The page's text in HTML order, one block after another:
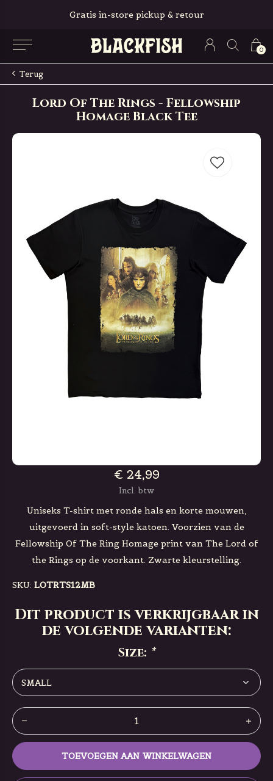
0
Gratis in-store pickup & retour
Terug
Lord Of The Rings - Fellowship
Homage Black Tee
€ 24,99
Incl. btw
Uniseks T-shirt met ronde hals en korte mouwen,
uitgevoerd in soft-style katoen. Voorzien van de
Fellowship Of The Ring Homage print van The Lord of
the Rings op de voorkant. Zwarte kleurstelling.
SKU: LOTRTS12MB
Dit product is verkrijgbaar in
de volgende varianten:
Size: *
TOEVOEGEN AAN WINKELWAGEN